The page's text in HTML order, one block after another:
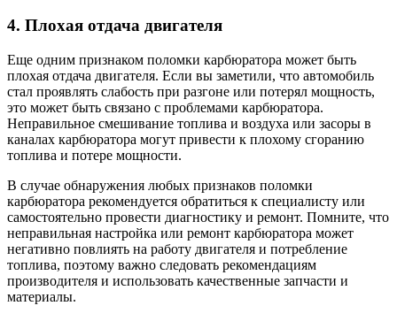
4. Плохая отдача двигателя
Еще одним признаком поломки карбюратора может быть
плохая отдача двигателя. Если вы заметили, что автомобиль
стал проявлять слабость при разгоне или потерял мощность,
это может быть связано с проблемами карбюратора.
Неправильное смешивание топлива и воздуха или засоры в
каналах карбюратора могут привести к плохому сгоранию
топлива и потере мощности.
В случае обнаружения любых признаков поломки
карбюратора рекомендуется обратиться к специалисту или
самостоятельно провести диагностику и ремонт. Помните, что
неправильная настройка или ремонт карбюратора может
негативно повлиять на работу двигателя и потребление
топлива, поэтому важно следовать рекомендациям
производителя и использовать качественные запчасти и
материалы.